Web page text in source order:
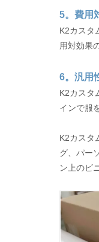
5。費用
K2カスタ
用対効果
6。汎用
K2カスタ
インで服
K2カスタ
グ、パー
ン上のビ